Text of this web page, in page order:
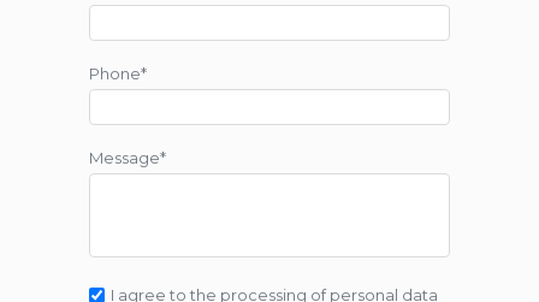
Phone*
Message*
I agree to the processing of personal data